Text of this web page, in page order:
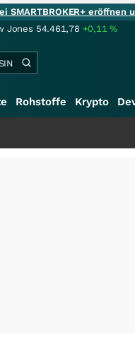
SMARTBROKER+ eröffnen
Jones 54.461,78 +0,11%
Rohstoffe Krypto